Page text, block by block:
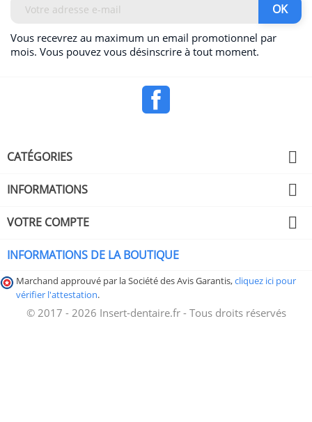
Vous recevrez au maximum un email promotionnel par
mois. Vous pouvez vous désinscrire à tout moment.
CATÉGORIES 
INFORMATIONS 
VOTRE COMPTE 
INFORMATIONS DE LA BOUTIQUE
Marchand approuvé par la Société des Avis Garantis,cliquez ici pour
vérifier l'attestation.
© 2017 - 2026 Insert-dentaire.fr - Tous droits réservés